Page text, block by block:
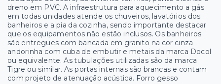
dreno em PVC. A infraestrutura para aquecimento a gás
em todas unidades atende os chuveiros, lavatórios dos
banheiros e a pia da cozinha, sendo importante destacar
que os equipamentos não estão inclusos. Os banheiros
são entregues com bancada em granito na cor cinza
andorinha com cuba de embutir e metais da marca Docol
ou equivalente. As tubulações utilizadas são da marca
Tigre ou similar. As portas internas são brancas e contam
com projeto de atenuação acústica. Forro gesso